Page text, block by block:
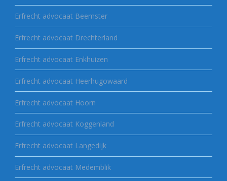
Erfrecht advocaat Beemster
Erfrecht advocaat Drechterland
Erfrecht advocaat Enkhuizen
Erfrecht advocaat Heerhugowaard
Erfrecht advocaat Hoorn
Erfrecht advocaat Koggenland
Erfrecht advocaat Langedijk
Erfrecht advocaat Medemblik